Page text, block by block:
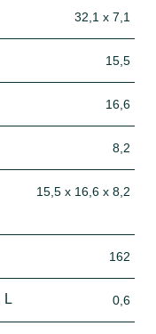
32,1 x 7,1
15,5
16,6
8,2
15,5 x 16,6 x 8,2
162
L 0,6